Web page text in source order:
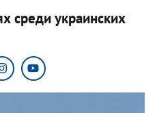
среди украинских